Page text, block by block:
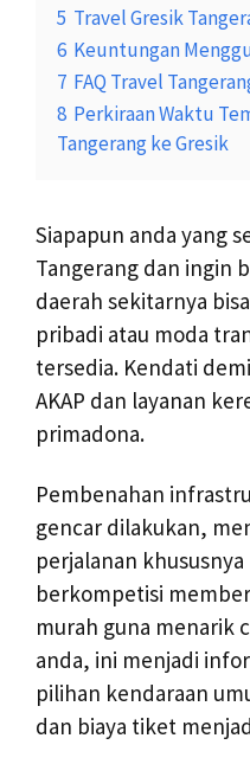
5 Travel Gresik
6 Keuntungan
7 FAQ Travel
8 Perkiraan Waktu
Tangerang ke Gresik
Siapapun anda yang
Tangerang dan ingin
daerah sekitarnya
pribadi atau moda
tersedia. Kendati
AKAP dan layanan
primadona.
Pembenahan
gencar dilakukan,
perjalanan
berkompetisi
murah guna menarik
anda, ini menjadi
pilihan kendaraan
dan biaya tiket